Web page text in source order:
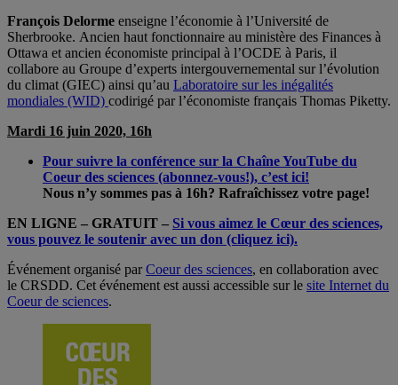
François Delorme enseigne l’économie à l’Université de
Sherbrooke. Ancien haut fonctionnaire au ministère des Finances à
Ottawa et ancien économiste principal à l’OCDE à Paris, il
collabore au Groupe d’experts intergouvernemental sur l’évolution
du climat (GIEC) ainsi qu’au Laboratoire sur les inégalités
mondiales (WID) codirigé par l’économiste français Thomas Piketty.
Mardi 16 juin 2020, 16h
Pour suivre la conférence sur la Chaîne YouTube du
Coeur des sciences (abonnez-vous!), c’est ici!
Nous n’y sommes pas à 16h? Rafraîchissez votre page!
EN LIGNE – GRATUIT – Si vous aimez le Cœur des sciences,
vous pouvez le soutenir avec un don (cliquez ici).
Événement organisé parCoeur des sciences, en collaboration avec
le CRSDD. Cet événement est aussi accessible sur le site Internet du
Coeur de sciences.